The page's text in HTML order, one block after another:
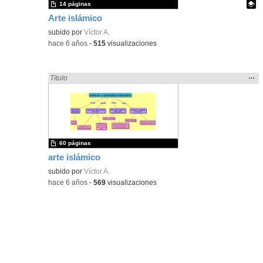
Arte islámico
Contenido educativo.
subido porVíctor A.
14 páginas
-hace 6 años -515 visualizaciones
arte islámico
Encontrado «islamismo» en:
Título
la
…
subido porVíctor A.
60 páginas
-hace 6 años -569 visualizaciones